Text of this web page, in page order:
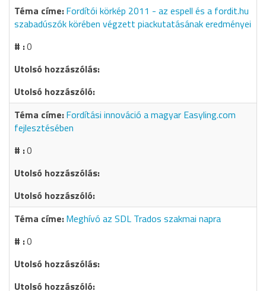
Fordítói körkép 2011 - az espell és a fordit.hu
szabadúszók körében végzett piackutatásának eredményei
0
Fordítási innováció a magyar Easyling.com
fejlesztésében
0
Meghívó az SDL Trados szakmai napra
0